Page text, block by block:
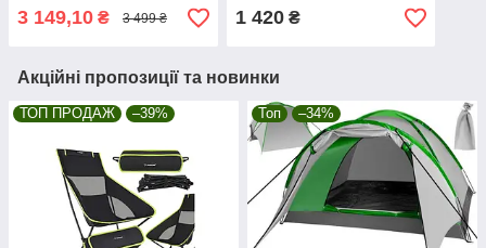
3 149,10 ₴ 3 499 ₴ 1 420₴
Акційні пропозиції та новинки
ТОП ПРОДАЖ –39% Топ –34%